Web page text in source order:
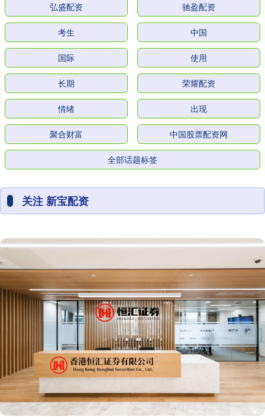
弘盛配资 驰盈配资
考生 中国
国际 使用
长期 荣耀配资
情绪 出现
聚合财富 中国股票配资网
全部话题标签
关注 新宝配资